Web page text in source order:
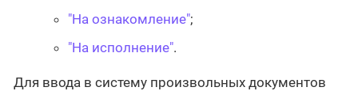
"На ознакомление";
"На исполнение".
Для ввода в систему произвольных документов